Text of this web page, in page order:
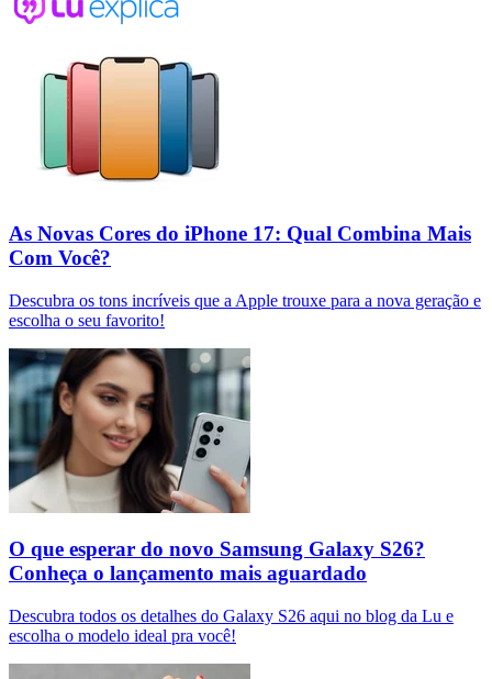
As Novas Cores do iPhone 17: Qual Combina Mais
Com Você?
Descubra os tons incríveis que a Apple trouxe para a nova geração e
escolha o seu favorito!
O que esperar do novo Samsung Galaxy S26?
Conheça o lançamento mais aguardado
Descubra todos os detalhes do Galaxy S26 aqui no blog da Lu e
escolha o modelo ideal pra você!